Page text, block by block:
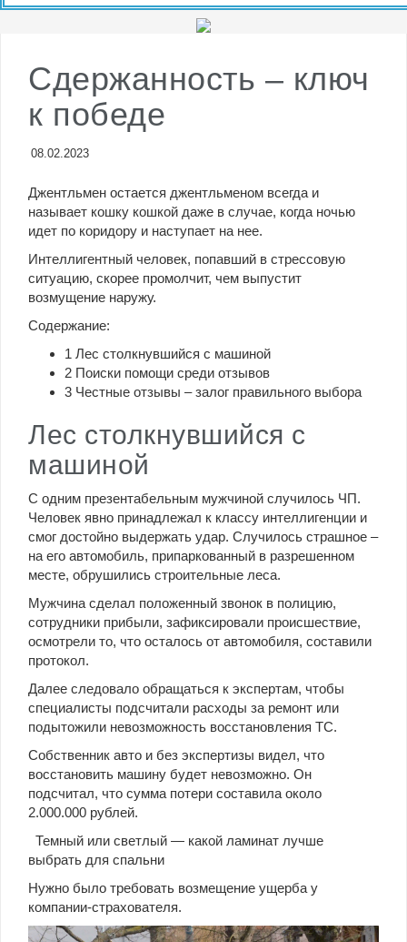
сейчас? Советы тем, кто хочет меньше
платить по кредитам
Сдержанность – ключ
к победе
08.02.2023
Джентльмен остается джентльменом всегда и
называет кошку кошкой даже в случае, когда ночью
идет по коридору и наступает на нее.
Интеллигентный человек, попавший в стрессовую
ситуацию, скорее промолчит, чем выпустит
возмущение наружу.
Содержание:
1 Лес столкнувшийся с машиной
2 Поиски помощи среди отзывов
3 Честные отзывы – залог правильного выбора
Лес столкнувшийся с
машиной
С одним презентабельным мужчиной случилось ЧП.
Человек явно принадлежал к классу интеллигенции и
смог достойно выдержать удар. Случилось страшное –
на его автомобиль, припаркованный в разрешенном
месте, обрушились строительные леса.
Мужчина сделал положенный звонок в полицию,
сотрудники прибыли, зафиксировали происшествие,
осмотрели то, что осталось от автомобиля, составили
протокол.
Далее следовало обращаться к экспертам, чтобы
специалисты подсчитали расходы за ремонт или
подытожили невозможность восстановления ТС.
Собственник авто и без экспертизы видел, что
восстановить машину будет невозможно. Он
подсчитал, что сумма потери составила около
2.000.000 рублей.
Темный или светлый — какой ламинат лучше
выбрать для спальни
Нужно было требовать возмещение ущерба у
компании-страхователя.